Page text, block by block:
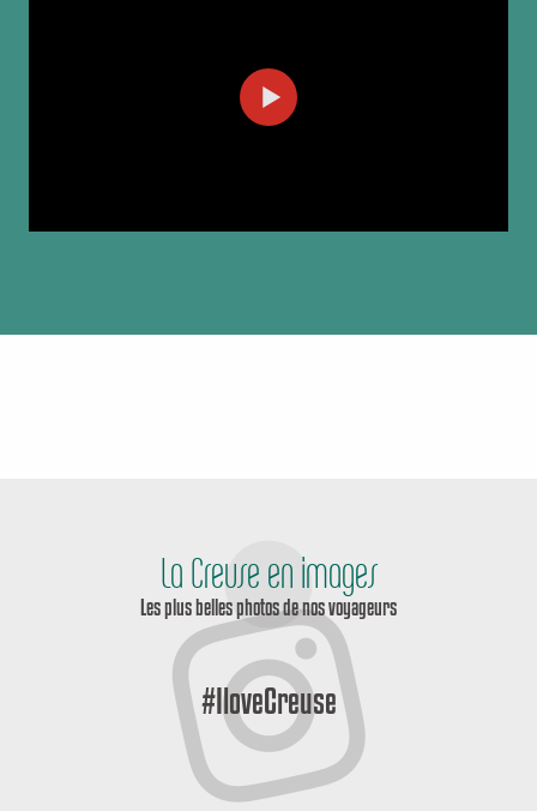
La Creuse en images
Les plus belles photos de nos voyageurs
#IloveCreuse